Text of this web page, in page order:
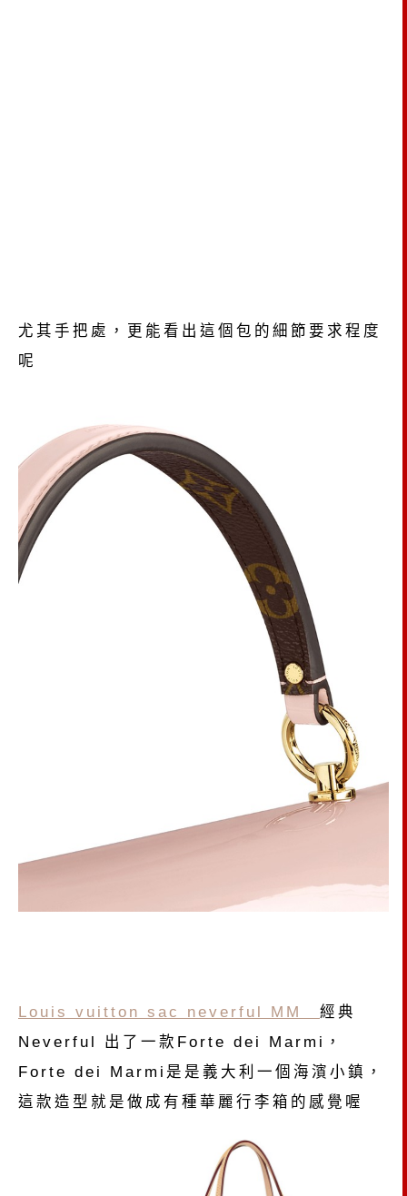
尤其手把處，更能看出這個包的細節要求程度
呢
Louis vuitton sac neverful MM 經典
Neverful 出了一款Forte dei Marmi，
Forte dei Marmi是是義大利一個海濱小鎮，
這款造型就是做成有種華麗行李箱的感覺喔